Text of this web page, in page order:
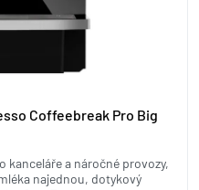
Coffeebreak Pro Big
a náročné provozy,
najednou, dotykový